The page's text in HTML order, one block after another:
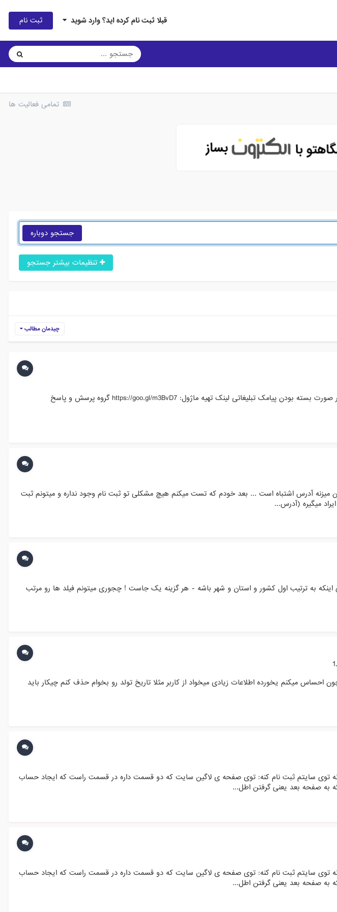
قبلا ثبت نام کرده اید؟ وارد شوید ثبت نام
تمامی فعالیت ها
جستجو دوباره
تنظیمات بیشتر جستجو
چیدمان مطالب
معتبر سازی شماره موبایل مشتریان با پیامک ورود و ثبت نام با موبایل دارای قابلیت دریافت پیامک در صورت بسته بودن پیامک تبلیغاتی لینک تهیه ماژول: https://goo.gl/m3BvD7 گروه پرسش و پاسخ
آدرس اشتباه است ... بعد خودم که تست میکنم هیچ مشکلی تو ثبت نام وجود نداره و میتونم ثبت
میگیره (آدرس...
به ترتیب اول کشور و استان و شهر باشه - هر گزینه یک جاست ! چجوری میتونم فیلد ها رو مرتب
میکنم یخورده اطلاعات زیادی میخواد از کاربر مثلا تاریخ تولد رو بخوام حذف کنم چیکار باید
توی سایتم ثبت نام کنه: توی صفحه ی لاگین سایت که دو قسمت داره در قسمت راست که ایجاد حساب
به صفحه بعد یعنی گرفتن اطل...
توی سایتم ثبت نام کنه: توی صفحه ی لاگین سایت که دو قسمت داره در قسمت راست که ایجاد حساب
به صفحه بعد یعنی گرفتن اطل...